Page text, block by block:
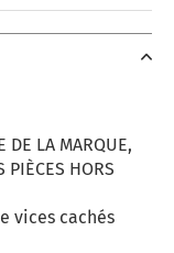
DE LA MARQUE,
PIÈCES HORS
vices cachés